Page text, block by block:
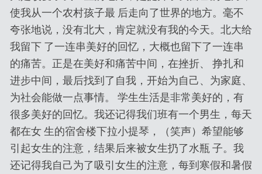
使我从一个农村孩子最 后走向了世界的地方。毫不
夸张地说，没有北大，肯定就没有我的今天。北大给
我留下 了一连串美好的回忆，大概也留下了一连串
的痛苦。正是在美好和痛苦中间，在挫折、 挣扎和
进步中间，最后找到了自我，开始为自己、为家庭、
为社会能做一点事情。 学生生活是非常美好的，有
很多美好的回忆。我还记得我们班有一个男生，每天
都在女 生的宿舍楼下拉小提琴，（笑声）希望能够
引起女生的注意，结果后来被女生扔了水瓶 子。我
还记得我自己为了吸引女生的注意，每到寒假和暑假